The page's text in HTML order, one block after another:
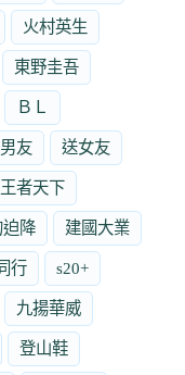
火村英生
東野圭吾
ＢＬ
友 送女友
王者天下
迫降 建國大業
行 s20+
九揚華威
登山鞋